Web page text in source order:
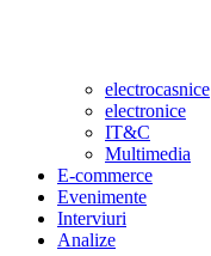
electrocasnice
electronice
IT&C
Multimedia
E-commerce
Evenimente
Interviuri
Analize